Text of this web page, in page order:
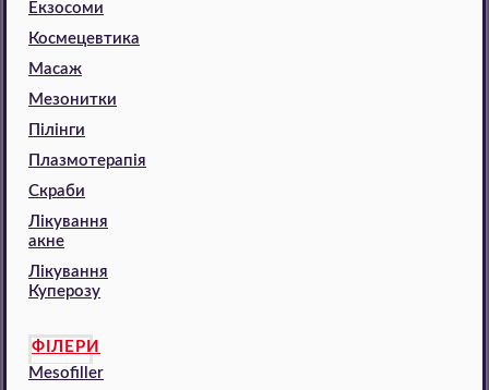
Екзосоми
Космецевтика
Масаж
Мезонитки
Пілінги
Плазмотерапія
Скраби
Лікування
акне
Лікування
Куперозу
ФІЛЕРИ
Mesofiller